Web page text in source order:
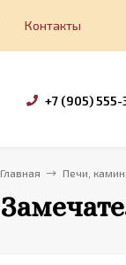
Контакты
+7 (905) 555-
Главная Печи,